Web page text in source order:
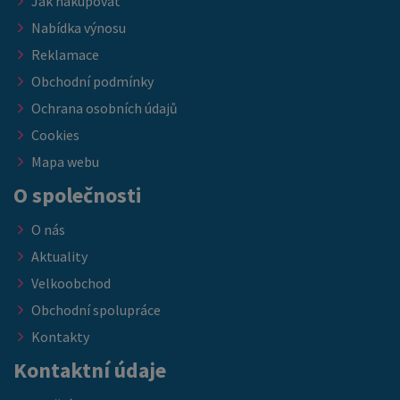
Nabídka výnosu
Reklamace
Obchodní podmínky
Ochrana osobních údajů
Cookies
Mapa webu
O společnosti
O nás
Aktuality
Velkoobchod
Obchodní spolupráce
Kontakty
Kontaktní údaje